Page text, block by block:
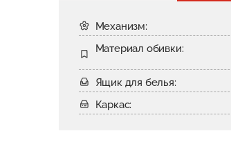
Механизм:
Материал обивки:
Ящик для белья:
Каркас: